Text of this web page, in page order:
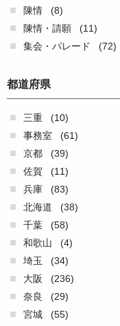
陳情
(8)
陳情・請願
(11)
集会・パレード
(72)
都道府県
三重
(10)
事務室
(61)
京都
(39)
佐賀
(11)
兵庫
(83)
北海道
(38)
千葉
(58)
和歌山
(4)
埼玉
(34)
大阪
(236)
奈良
(29)
宮城
(55)